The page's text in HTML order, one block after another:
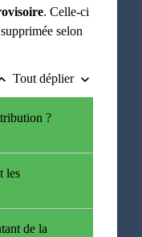
. Celle-ci
selon
Tout déplier keyboard_arrow_down
?
les
de la